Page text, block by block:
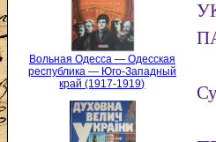
Вольная Одесса — Одесская
республика — Юго-Западный
край (1917-1919)